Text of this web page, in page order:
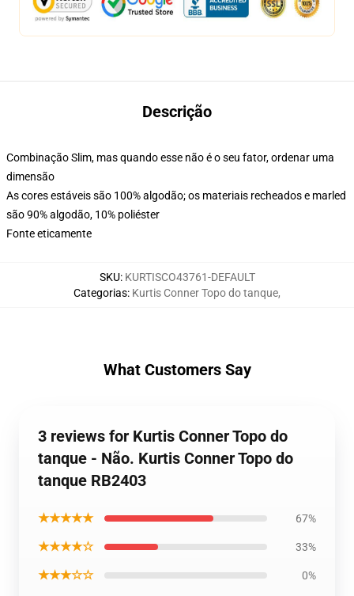
Descrição
Combinação Slim, mas quando esse não é o seu fator, ordenar uma
dimensão
As cores estáveis são 100% algodão; os materiais recheados e marled
são 90% algodão, 10% poliéster
Fonte eticamente
SKU: KURTISCO43761-DEFAULT
Categorias: Kurtis Conner Topo do tanque,
What Customers Say
3 reviews for Kurtis Conner Topo do
tanque - Não. Kurtis Conner Topo do
tanque RB2403
★★★★★ 67%
★★★★☆ 33%
★★★☆☆ 0%